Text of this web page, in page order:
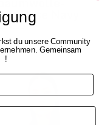
Hose Navy
du unsere Community
Gemeinsam
!